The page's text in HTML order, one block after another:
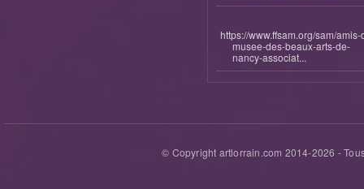
https://www.ffsam.org/sam/amis-
musee-des-beaux-arts-de-
nancy-associat...
© Copyright artlorrain.com 2014-2026 -